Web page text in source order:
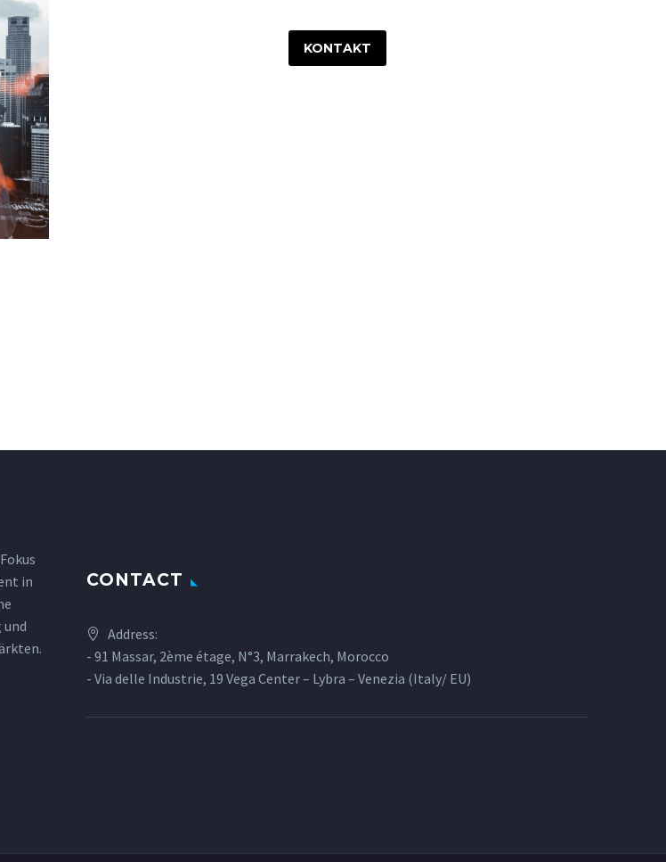
KONTAKT
in
CONTACT
Address:
- 91 Massar, 2ème étage, N°3, Marrakech, Morocco
- Via delle Industrie, 19 Vega Center – Lybra – Venezia (Italy/ EU)